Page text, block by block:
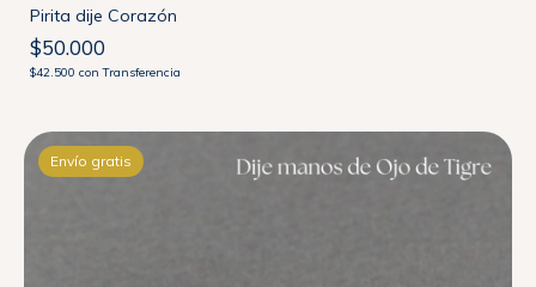
Pirita dije Corazón
$50.000
$42.500 con Transferencia
Envío gratis